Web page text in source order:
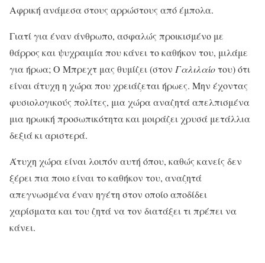
Αφρική ανάμεσα στους αρρώστους από έμπολα.
Γιατί για έναν άνθρωπο, ασφαλώς προικισμένο με
θάρρος και ψυχραιμία που κάνει το καθήκον του, μιλάμε
για ήρωα; Ο Μπρεχτ μας θυμίζει (στον Γαλιλαίοτου) ότι
είναι άτυχη η χώρα που χρειάζεται ήρωες. Μην έχοντας
φυσιολογικούς πολίτες, μια χώρα αναζητά απελ­πισμένα
μια ηρωική προσωπικότητα και μοιράζει χρυσά μετάλ­λια
δεξιά κι αριστερά.
Άτυχη χώρα είναι λοιπόν αυτή όπου, καθώς κανείς δεν
ξέ­ρει πια ποιο είναι το καθήκον του, αναζητά
απεγνωσμένα έναν ηγέτη στον οποίο αποδίδει
χαρίσματα και του ζητά να τον διατάξει τι πρέπει να
κάνει.